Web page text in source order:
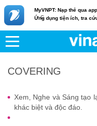
MyVNPT: Nạp thẻ qua
Ứng dụng tiện ích, tra
c
VNPT
COVERING
Xem, Nghe và Sáng tạo
khác biệt và độc đáo.